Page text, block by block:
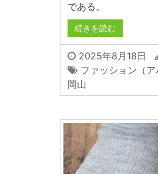
である。
続きを読む
2025年8月18日
ファッション（ア
岡山